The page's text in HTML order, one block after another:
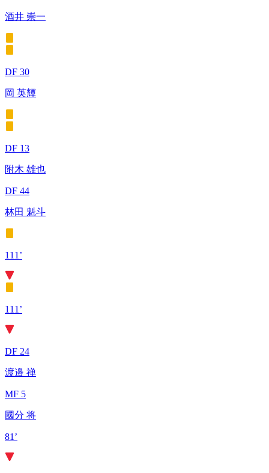
酒井 崇一
DF 30
岡 英輝
DF 13
附木 雄也
DF 44
林田 魁斗
111’
111’
DF 24
渡邉 禅
MF 5
國分 将
81’